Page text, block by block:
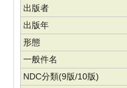
出版者
出版年
形態
一般件名
NDC分類(9版/10版)